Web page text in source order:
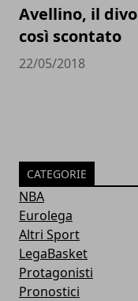
Avellino, il
così scontato
22/05/2018
CATEGORIE
NBA
Eurolega
Altri Sport
LegaBasket
Protagonisti
Pronostici